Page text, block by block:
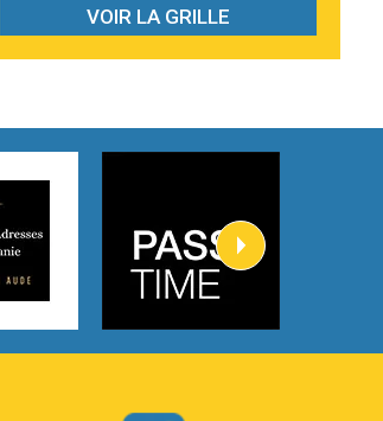
Gracie Abrams
Heaven On Your Mind
Kygo
Heart On Fire
Hate that i made you love me
Ariana Grande –
VOIR LA GRILLE